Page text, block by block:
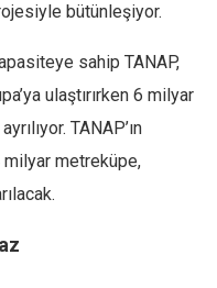
bütünleşiyor.
sahip TANAP,
ulaştırırken 6 milyar
TANAP’ın
metreküpe,